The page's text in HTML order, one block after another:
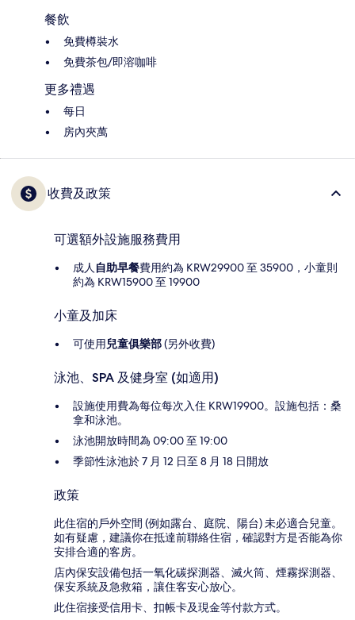
餐飲
免費樽裝水
免費茶包/即溶咖啡
更多禮遇
每日
房內夾萬
收費及政策
可選額外設施服務費用
成人 自助早餐費用約為 KRW29900 至 35900，小童則
約為 KRW15900 至 19900
小童及加床
可使用兒童俱樂部(另外收費)
泳池、SPA 及健身室 (如適用)
設施使用費為每位每次入住 KRW19900。設施包括：桑
拿和泳池。
泳池開放時間為 09:00 至 19:00
季節性泳池於 7 月 12 日至 8 月 18 日開放
政策
此住宿的戶外空間 (例如露台、庭院、陽台) 未必適合兒童。
如有疑慮，建議你在抵達前聯絡住宿，確認對方是否能為你
安排合適的客房。
店內保安設備包括一氧化碳探測器、滅火筒、煙霧探測器、
保安系統及急救箱，讓住客安心放心。
此住宿接受信用卡、扣帳卡及現金等付款方式。